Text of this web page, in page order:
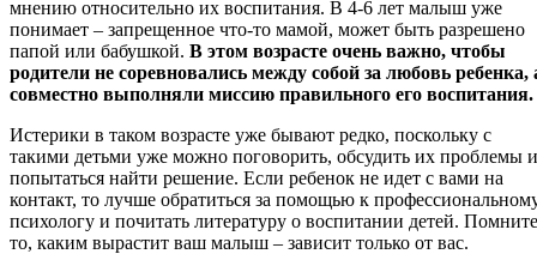
мнению относительно их воспитания. В 4-6 лет малыш уже
понимает – запрещенное что-то мамой, может быть разрешено
папой или бабушкой. В этом возрасте очень важно, чтобы
родители не соревновались между собой за любовь ребенка,
совместно выполняли миссию правильного его воспитания.
Истерики в таком возрасте уже бывают редко, поскольку с
такими детьми уже можно поговорить, обсудить их проблемы и
попытаться найти решение. Если ребенок не идет с вами на
контакт, то лучше обратиться за помощью к
психологу и почитать литературу о воспитании детей.
то, каким вырастит ваш малыш – зависит только от вас.